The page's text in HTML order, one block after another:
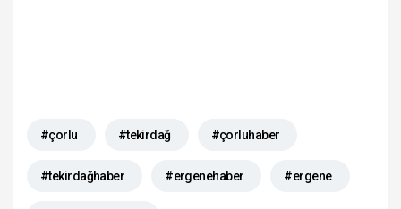
#çorlu #tekirdağ #çorluhaber
#tekirdağhaber #ergenehaber #ergene